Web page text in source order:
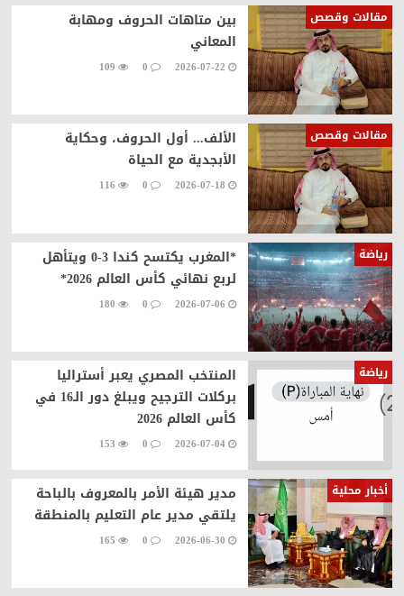
مقالات وقصص
بين متاهات الحروف ومهابة
المعاني
2026-07-22
0
109
مقالات وقصص
الألف... أول الحروف، وحكاية
الأبجدية مع الحياة
2026-07-18
0
116
رياضة
*المغرب يكتسح كندا 3-0 ويتأهل
لربع نهائي كأس العالم 2026*
2026-07-06
0
180
رياضة
المنتخب المصري يعبر أستراليا
بركلات الترجيح ويبلغ دور الـ16 في
كأس العالم 2026
2026-07-04
0
153
أخبار محلية
مدير هيئة الأمر بالمعروف بالباحة
يلتقي مدير عام التعليم بالمنطقة
2026-06-30
0
165